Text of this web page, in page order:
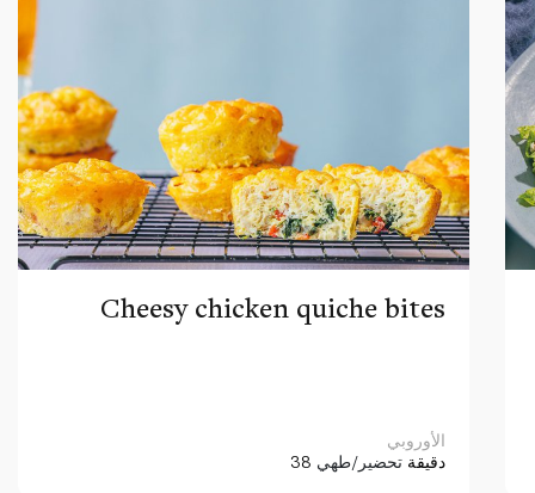
Cheesy chicken quiche bites
الأوروبي
38 دقيقة تحضير/طهي